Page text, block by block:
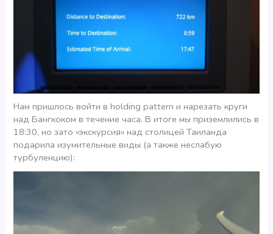
Нам пришлось войти в holding pattern и нарезать круги
над Бангкоком в течение часа. В итоге мы приземлились в
18:30, но зато «экскурсия» над столицей Таиланда
подарила изумительные виды (а также неслабую
турбуленцию):